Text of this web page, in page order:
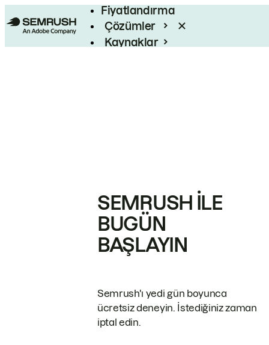
Fiyatlandırma
Çözümler
Kaynaklar
SEMRUSH ILE
BUGÜN
BAŞLAYIN
Semrush'ı yedi gün boyunca
ücretsiz deneyin. İstediğiniz zaman
iptal edin.